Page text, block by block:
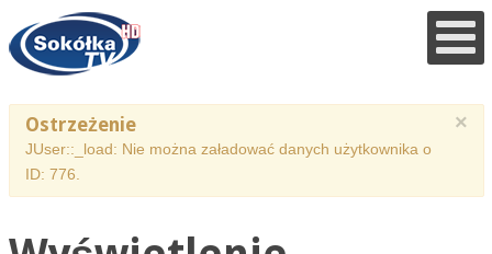
×
Ostrzeżenie
JUser::_load: Nie można załadować danych użytkownika o
ID: 776.